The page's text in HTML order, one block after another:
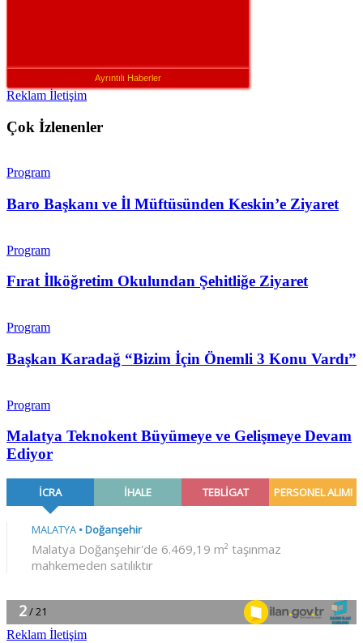
Ayrıntılı Haberler
Reklam İletişim
Çok İzlenenler
Program
Baro Başkanı ve İl Müftüsünden Keskin’e Ziyaret
Program
Fırat İlköğretim Okulundan Şehitliğe Ziyaret
Program
Başkan Karadağ “Bizim İçin Önemli 3 Konu Vardı”
Program
Malatya Teknokent Büyümeye ve Gelişmeye Devam
Ediyor
Reklam İletişim